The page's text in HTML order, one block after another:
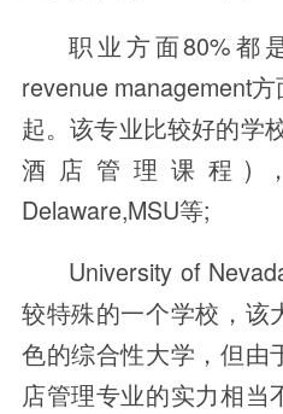
职业方面80%都
revenue management
起。该专业比较好的学
酒店管理课程)，
Delaware,MSU等;
University of
较特殊的一个学校，该
色的综合性大学，但由
店管理专业的实力相当